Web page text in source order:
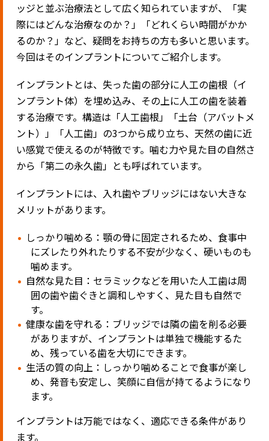
ッジと並ぶ治療法として広く知られていますが、「実
際にはどんな治療なのか？」「どれくらい時間がかか
るのか？」など、疑問をお持ちの方も多いと思います。
今回はそのインプラントについてご紹介します。
インプラントとは、失った歯の部分に人工の歯根（イ
ンプラント体）を埋め込み、その上に人工の歯を装着
する治療です。構造は「人工歯根」「土台（アバットメ
ント）」「人工歯」の3つから成り立ち、天然の歯に近
い感覚で使えるのが特徴です。噛む力や見た目の自然さ
から「第二の永久歯」とも呼ばれています。
インプラントには、入れ歯やブリッジにはない大きな
メリットがあります。
しっかり噛める：顎の骨に固定されるため、食事中
にズレたり外れたりする不安が少なく、硬いものも
噛めます。
自然な見た目：セラミックなどを用いた人工歯は周
囲の歯や歯ぐきと調和しやすく、見た目も自然で
す。
健康な歯を守れる：ブリッジでは隣の歯を削る必要
がありますが、インプラントは単独で機能するた
め、残っている歯を大切にできます。
生活の質の向上：しっかり噛めることで食事が楽し
め、発音も安定し、笑顔に自信が持てるようになり
ます。
インプラントは万能ではなく、適応できる条件があり
ます。